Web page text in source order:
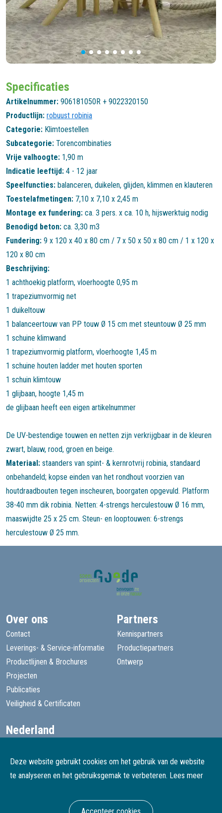
Specificaties
Artikelnummer: 906181050R + 9022320150
Productlijn: robuust robinia
Categorie: Klimtoestellen
Subcategorie: Torencombinaties
Vrije valhoogte: 1,90 m
Indicatie leeftijd: 4 - 12 jaar
Speelfuncties: balanceren, duikelen, glijden, klimmen en klauteren
Toestelafmetingen: 7,10 x 7,10 x 2,45 m
Montage ex fundering: ca. 3 pers. x ca. 10 h, hijswerktuig nodig
Benodigd beton: ca. 3,30 m3
Fundering: 9 x 120 x 40 x 80 cm / 7 x 50 x 50 x 80 cm / 1 x 120 x
120 x 80 cm
Beschrijving:
1 achthoekig platform, vloerhoogte 0,95 m
1 trapeziumvormig net
1 duikeltouw
1 balanceertouw van PP touw Ø 15 cm met steuntouw Ø 25 mm
1 schuine klimwand
1 trapeziumvormig platform, vloerhoogte 1,45 m
1 schuine houten ladder met houten sporten
1 schuin klimtouw
1 glijbaan, hoogte 1,45 m
de glijbaan heeft een eigen artikelnummer
De UV-bestendige touwen en netten zijn verkrijgbaar in de kleuren
zwart, blauw, rood, groen en beige.
Materiaal: staanders van spint- & kernrotvrij robinia, standaard
onbehandeld; kopse einden van het rondhout voorzien van
houtdraadbouten tegen inscheuren, boorgaten opgevuld. Platform
38-40 mm dik robinia. Netten: 4-strengs herculestouw Ø 16 mm,
maaswijdte 25 x 25 cm. Steun- en looptouwen: 6-strengs
herculestouw Ø 25 mm.
Deze website gebruikt cookies om het gebruik van de website
te analyseren en het gebruiksgemak te verbeteren. Lees meer
Over ons
Contact
Leverings- & Service-informatie
Productlijnen & Brochures
Projecten
Publicaties
Veiligheid & Certificaten
Partners
Kennispartners
Productiepartners
Ontwerp
Nederland
België